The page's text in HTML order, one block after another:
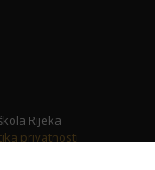
Rijeka
privatnosti